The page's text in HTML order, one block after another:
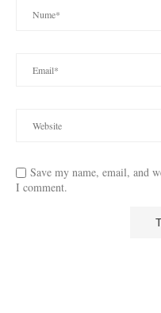
Save my name, email, and
I comment.